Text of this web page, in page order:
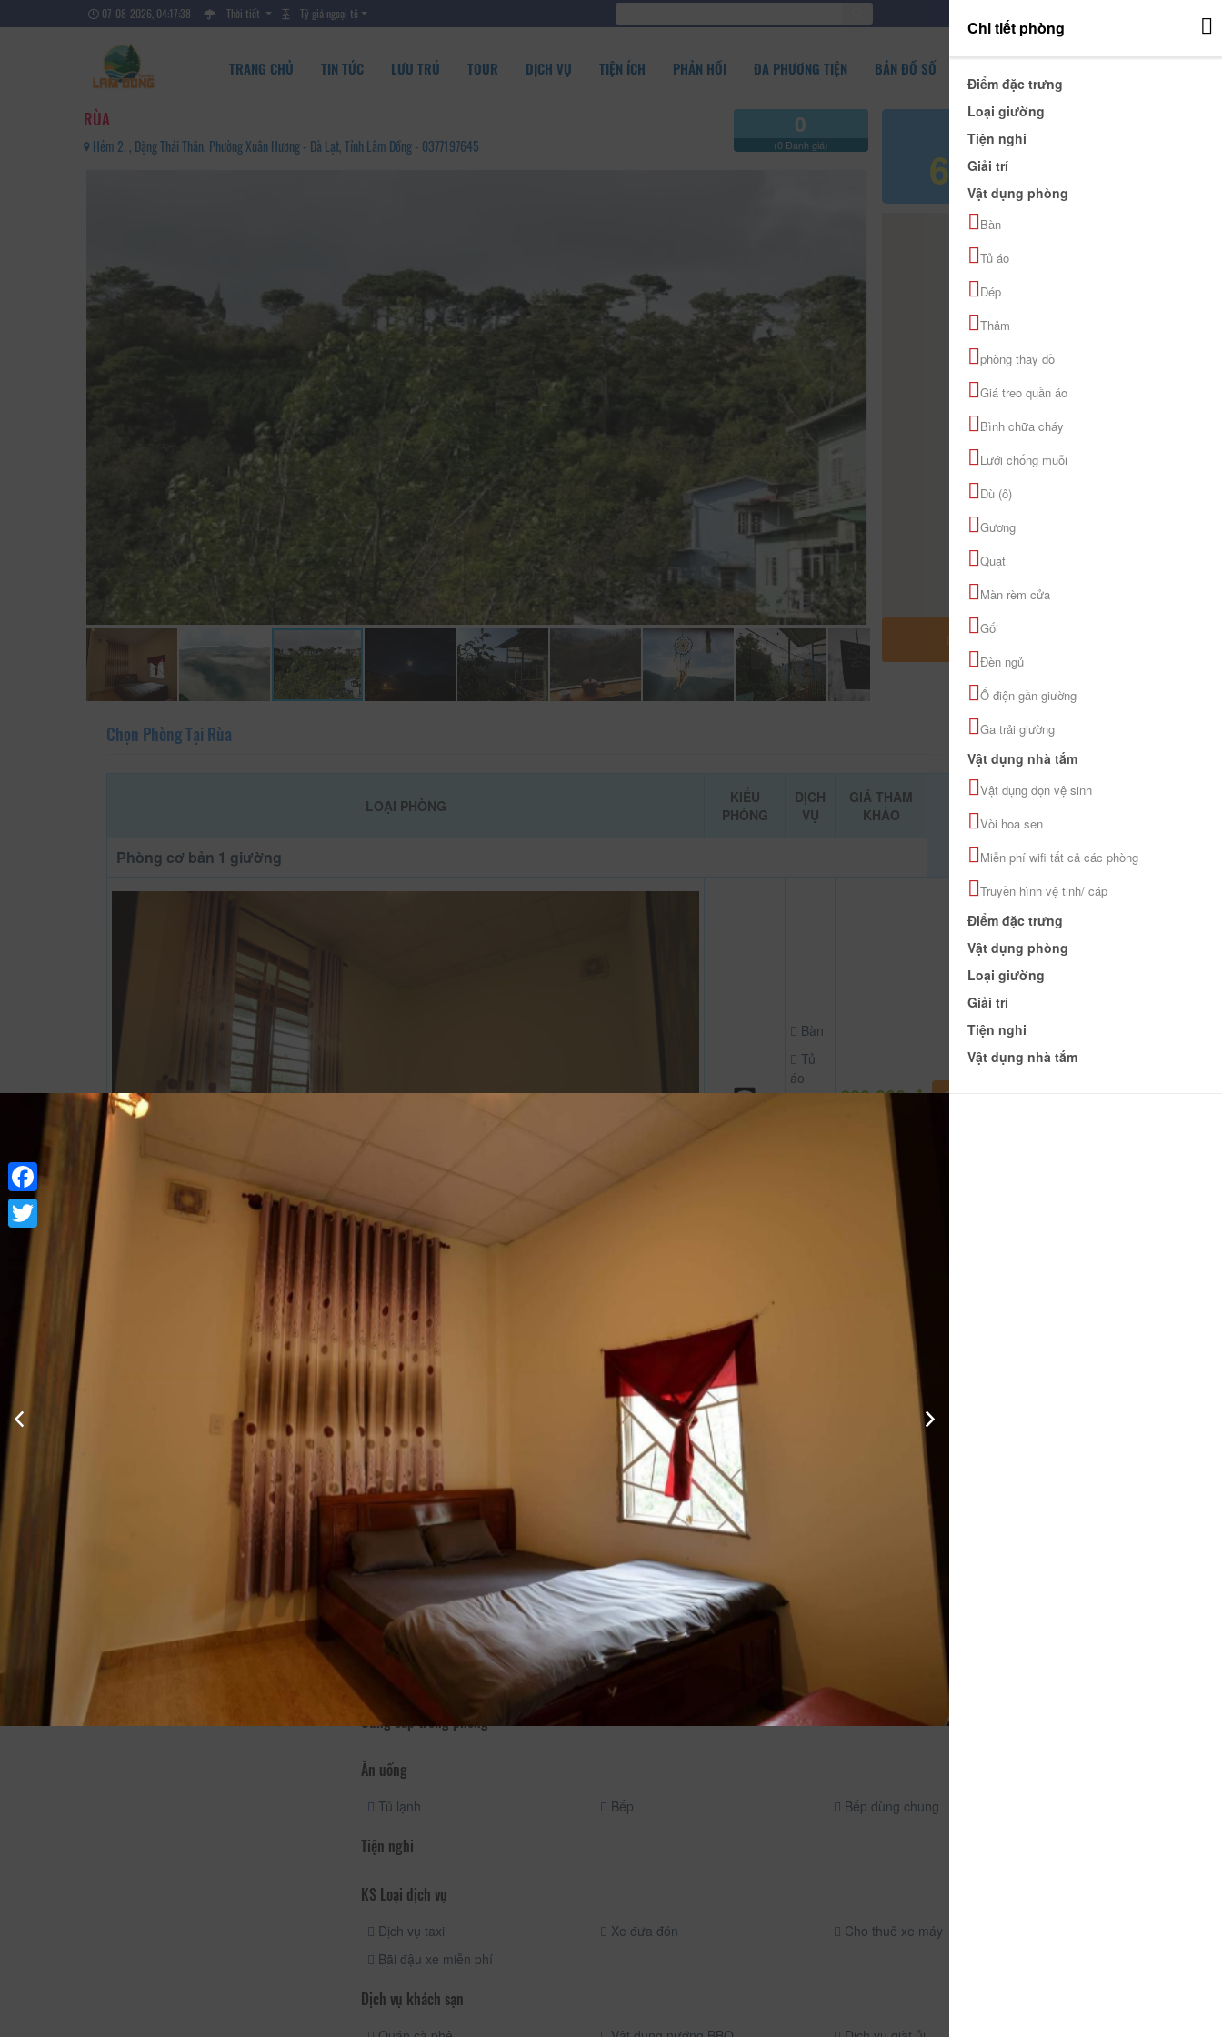
07-08-2026, 04:17:39 Thời tiết Tỷ giá ngoại tệ
TRANG CHỦ TIN TỨC LƯU TRÚ TOUR DỊCH VỤ TIỆN ÍCH PHẢN HỒI ĐA PHƯƠNG TIỆN BẢN ĐỒ SỐ
RÙA
Hẻm 2, , Đặng Thái Thân, Phường Xuân Hương - Đà Lạt, Tỉnh Lâm Đồng - 0377197645
0
(0 Đánh giá) 600.000 đ
MỞ RỘNG BẢN ĐỒ
Chọn Phòng Tại Rùa
LOẠI PHÒNG
KIỂU
PHÒNG
DỊCH
VỤ
GIÁ THAM
KHẢO
Phòng cơ bản 1 giường
Bàn
Tủ
áo
600.000 đ CHƯA KHAI BÁO PHÒNG
Thông Tin Chi Tiết Của Rùa
Một ngôi nhà nhỏ màu xanh nằm giữa đồi coffee và vườn hồng ngắm thẳng qua dãy đồi thông bạt ngàn màu xanh. Sáng đón bình
minh và đêm đêm săn mây sương.
Dịch vụ - Tiện ích Truy cập Internet
Hoạt động và Thư giãn
Vòi hoa sen
Di chuyển
Cung cấp trong phòng
Ăn uống
Tủ lạnh Bếp Bếp dùng chung
Tiện nghi
KS Loại dịch vụ
Dịch vụ taxi Xe đưa đón
Cho thuê xe máy
Bãi đậu xe miễn phí
Dịch vụ khách sạn
Chi tiết phòng
Điểm đặc trưng
Loại giường
Tiện nghi
Giải trí
Vật dụng phòng
Bàn
Tủ áo
Dép
Thảm
phòng thay đồ
Giá treo quần áo
Bình chữa cháy
Lưới chống muỗi
Dù (ô)
Gương
Quạt
Màn rèm cửa
Gối
Đèn ngủ
Ổ điện gần giường
Ga trải giường
Vật dụng nhà tắm
Vật dụng dọn vệ sinh
Vòi hoa sen
Miễn phí wifi tất cả các phòng
Truyền hình vệ tinh/ cáp
Điểm đặc trưng
Vật dụng phòng
Loại giường
Giải trí
Tiện nghi
Vật dụng nhà tắm
Facebook
Twitter